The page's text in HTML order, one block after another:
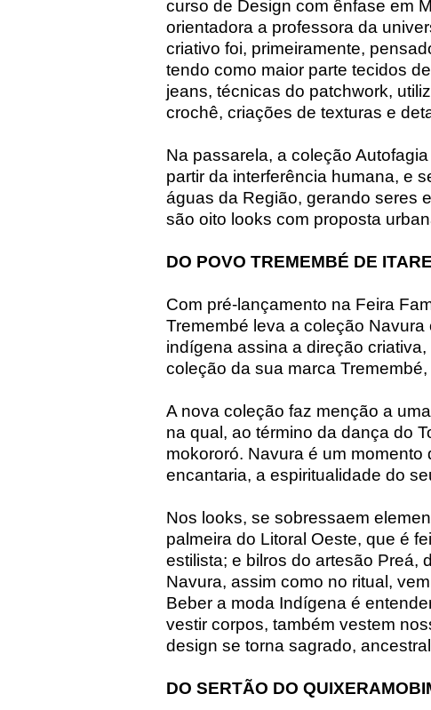
curso de Design com ênfase em
orientadora a professora da
criativo foi, primeiramente,
tendo como maior parte tecidos
jeans, técnicas do patchwork,
crochê, criações de texturas e
Na passarela, a coleção
partir da interferência humana, e
águas da Região, gerando seres
são oito looks com proposta
DO POVO TREMEMBÉ DE
Com pré-lançamento na Feira
Tremembé leva a coleção Navura
indígena assina a direção
coleção da sua marca
A nova coleção faz menção a
na qual, ao término da dança do
mokororó. Navura é um momento
encantaria, a espiritualidade do
Nos looks, se sobressaem
palmeira do Litoral Oeste, que é
estilista; e bilros do artesão Preá,
Navura, assim como no ritual,
Beber a moda Indígena é
vestir corpos, também vestem
design se torna sagrado,
DO SERTÃO DO